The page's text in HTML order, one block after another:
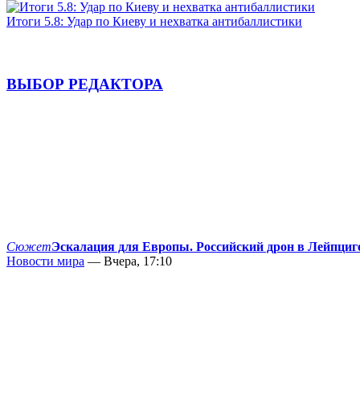
Итоги 5.8: Удар по Киеву и нехватка антибаллистики
ВЫБОР РЕДАКТОРА
СюжетЭскалация для Европы. Российский дрон в
Новости мира — Вчера, 17:10